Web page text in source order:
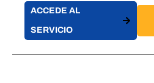
ACCEDE AL
SERVICIO